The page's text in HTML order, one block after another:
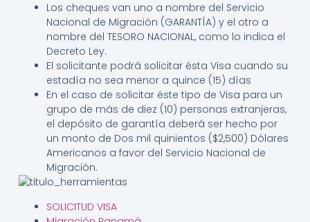
Los cheques van uno a nombre del Servicio
Nacional de Migración (GARANTÍA) y el otro a
nombre del TESORO NACIONAL, como lo indica el
Decreto Ley.
El solicitante podrá solicitar ésta Visa cuando su
estadía no sea menor a quince (15) días
En el caso de solicitar éste tipo de Visa para un
grupo de más de diez (10) personas extranjeras,
el depósito de garantía deberá ser hecho por
un monto de Dos mil quinientos ($2,500) Dólares
Americanos a favor del Servicio Nacional de
Migración.
SOLICITUD VISA